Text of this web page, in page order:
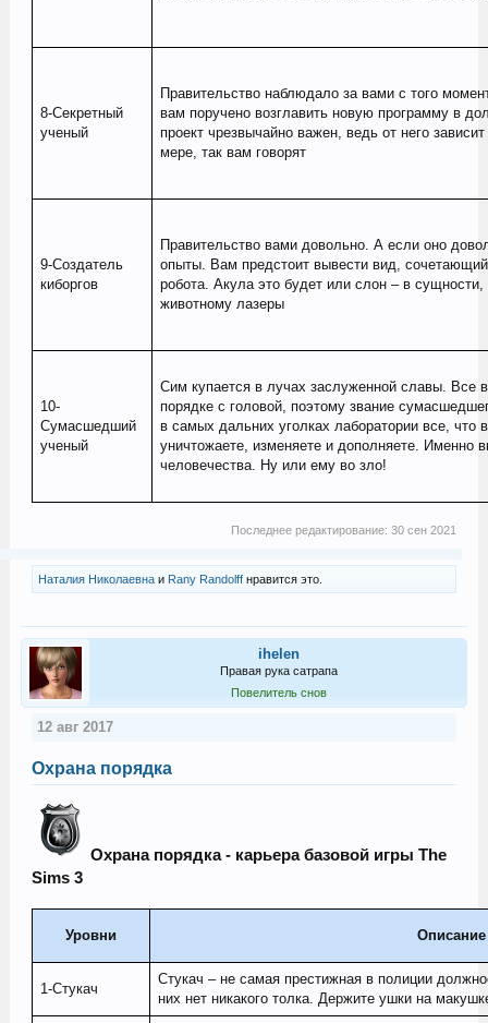
8-Секретный
ученый
Правительство наблюдало за вами с того
вам поручено возглавить новую программу в
проект чрезвычайно важен, ведь от него
мере, так вам говорят
9-Создатель
киборгов
Правительство вами довольно. А если оно
опыты. Вам предстоит вывести вид,
робота. Акула это будет или слон – в
животному лазеры
10-
Сумасшедший
ученый
Сим купается в лучах заслуженной славы. Все
порядке с головой, поэтому звание
в самых дальних уголках лаборатории все, что
уничтожаете, изменяете и дополняете. Именно
человечества. Ну или ему во зло!
Последнее редактирование:30 сен 2021
Наталия Николаевнаи Rany Randolffнравится это.
ihelen
Правая рука сатрапа
Повелитель снов
12 авг 2017
Охрана порядка
Охрана порядка - карьера базовой игры The
Sims 3
Уровни Описание
1-Стукач
Стукач – не самая престижная в полиции
них нет никакого толка. Держите ушки на